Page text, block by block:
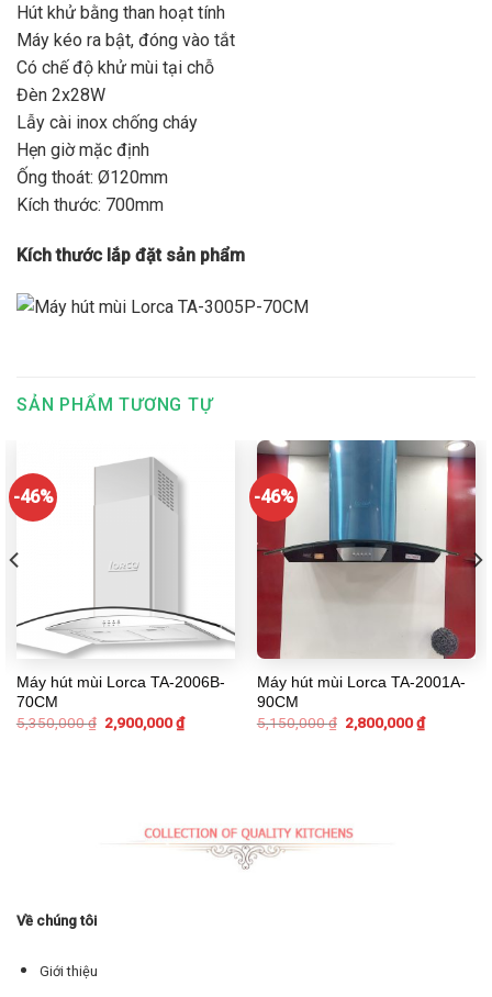
Hút khử bằng than hoạt tính
Máy kéo ra bật, đóng vào tắt
Có chế độ khử mùi tại chỗ
Đèn 2x28W
Lẫy cài inox chống cháy
Hẹn giờ mặc định
Ống thoát: Ø120mm
Kích thước: 700mm
Kích thước lắp đặt sản phẩm
SẢN PHẨM TƯƠNG TỰ
-46%
Máy hút mùi Lorca TA-2006B-
70CM
5,350,000₫ 2,900,000₫
-46%
Máy hút mùi Lorca TA-2001A-
90CM
5,150,000₫ 2,800,000₫
Về chúng tôi
Giới thiệu